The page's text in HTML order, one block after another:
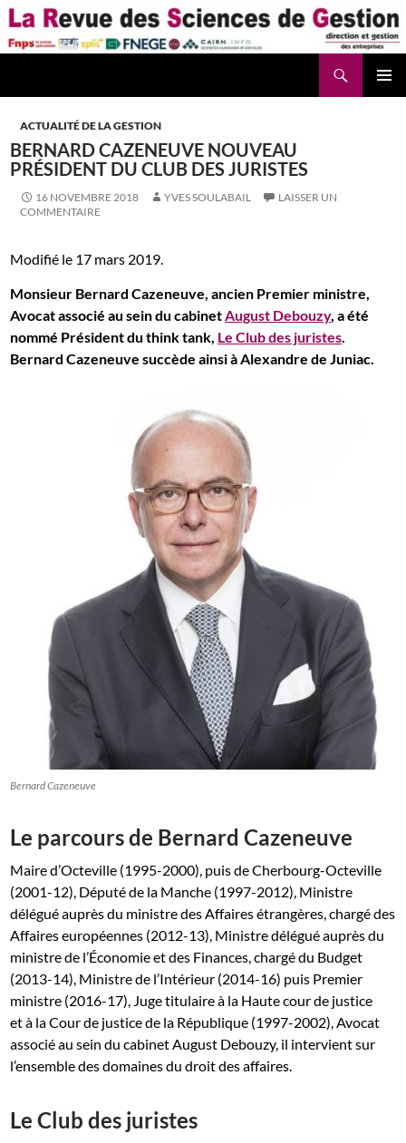
Aller
au
contenu
ACTUALITÉ DE LA GESTION
BERNARD CAZENEUVE NOUVEAU
PRÉSIDENT DU CLUB DES JURISTES
16 NOVEMBRE 2018 YVES SOULABAIL
LAISSER UN
COMMENTAIRE
Modifié le 17 mars 2019.
Monsieur Bernard Cazeneuve, ancien Premier ministre,
Avocat associé au sein du cabinetAugust Debouzy, a été
nommé Président du think tank, Le Club des juristes.
Bernard Cazeneuve succède ainsi à Alexandre de Juniac.
Bernard Cazeneuve
Le parcours de Bernard Cazeneuve
Maire d’Octeville (1995-2000), puis de Cherbourg-Octeville
(2001-12), Député de la Manche (1997-2012), Ministre
délégué auprès du ministre des Affaires étrangères, chargé des
Affaires européennes (2012-13), Ministre délégué auprès du
ministre de l’Économie et des Finances, chargé du Budget
(2013-14), Ministre de l’Intérieur (2014-16) puis Premier
ministre (2016-17), Juge titulaire à la Haute cour de justice
et à la Cour de justice de la République (1997-2002), Avocat
associé au sein du cabinet August Debouzy, il intervient sur
l’ensemble des domaines du droit des affaires.
Le Club des juristes